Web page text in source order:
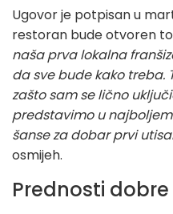
Ugovor je potpisan u
restoran bude otvoren
naša prva lokalna
da sve bude kako treba.
zašto sam se lično
predstavimo u
šanse za dobar prvi
osmijeh.
Prednosti